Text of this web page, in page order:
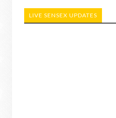
LIVE SENSEX UPDATES